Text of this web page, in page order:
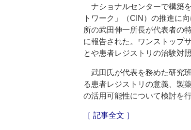
ナショナルセンターで構築
トワーク」（CIN）の推進に
所の武田伸一所長が代表者の
に報告された。ワンストップ
とや患者レジストリの治験対
武田氏が代表を務めた研究
る患者レジストリの意義、製
の活用可能性について検討を行
［ 記事全文 ］